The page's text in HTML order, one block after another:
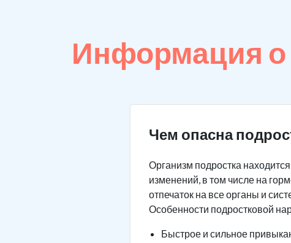
Информация о
Чем опасна
Организм подростка
изменений, в том числе на
отпечаток на все органы и
Особенности подростковой
Быстрое и сильное